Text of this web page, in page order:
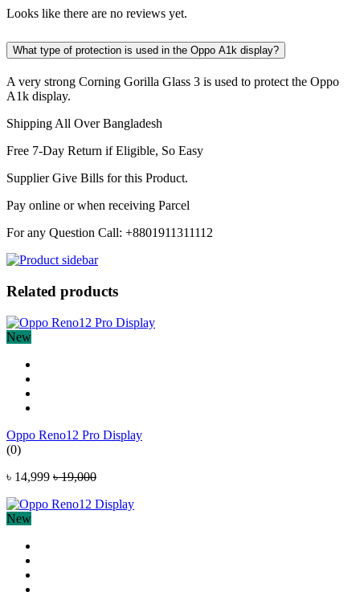
Looks like there are no reviews yet.
What type of protection is used in the Oppo A1k display?
A very strong Corning Gorilla Glass 3 is used to protect the Oppo
A1k display.
Shipping All Over Bangladesh
Free 7-Day Return if Eligible, So Easy
Supplier Give Bills for this Product.
Pay online or when receiving Parcel
For any Question Call: +8801911311112
Related products
New
Oppo Reno12 Pro Display
(0)
৳ 14,999 ৳ 19,000
New